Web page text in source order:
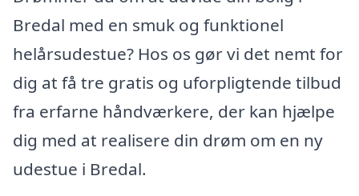
Bredal med en smuk og funktionel
helårsudestue? Hos os gør vi det nemt for
dig at få tre gratis og uforpligtende tilbud
fra erfarne håndværkere, der kan hjælpe
dig med at realisere din drøm om en ny
udestue i Bredal.